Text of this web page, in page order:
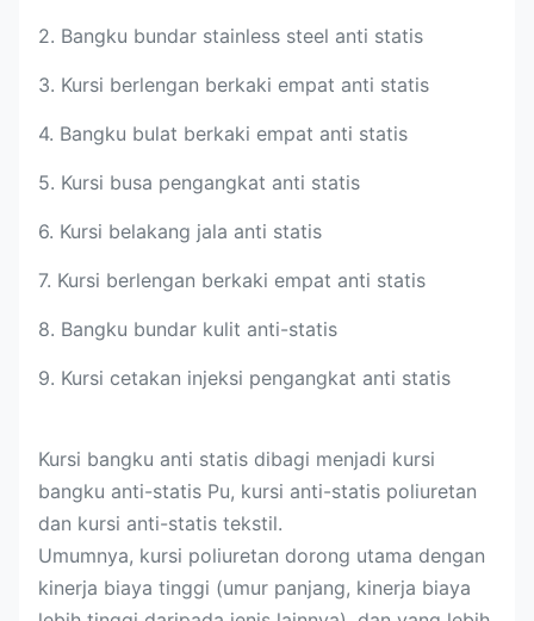
2. Bangku bundar stainless steel anti statis
3. Kursi berlengan berkaki empat anti statis
4. Bangku bulat berkaki empat anti statis
5. Kursi busa pengangkat anti statis
6. Kursi belakang jala anti statis
7. Kursi berlengan berkaki empat anti statis
8. Bangku bundar kulit anti-statis
9. Kursi cetakan injeksi pengangkat anti statis
Kursi bangku anti statis dibagi menjadi kursi
bangku anti-statis Pu, kursi anti-statis poliuretan
dan kursi anti-statis tekstil.
Umumnya, kursi poliuretan dorong utama dengan
kinerja biaya tinggi (umur panjang, kinerja biaya